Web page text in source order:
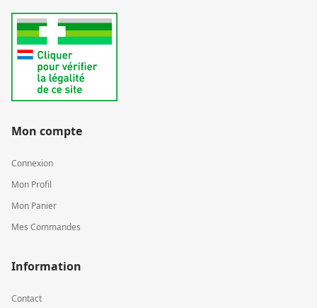
Mon compte
Connexion
Mon Profil
Mon Panier
Mes Commandes
Information
Contact